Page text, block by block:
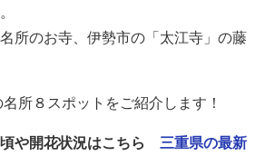
所のお寺、伊勢市の「太江寺」の藤
所８スポットをご紹介します！
や開花状況はこちら 三重県の最新